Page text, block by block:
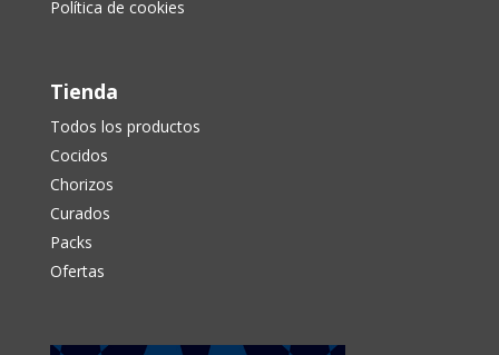
Política de cookies
Tienda
Todos los productos
Cocidos
Chorizos
Curados
Packs
Ofertas